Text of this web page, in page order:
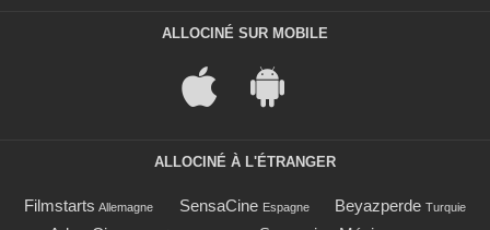
ALLOCINÉ SUR MOBILE
ALLOCINÉ À L'ÉTRANGER
Filmstarts Allemagne SensaCine Espagne Beyazperde Turquie